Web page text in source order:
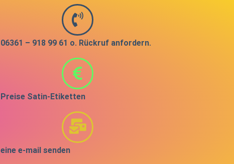
06361 – 918 99 61 o. Rückruf anfordern.
Preise Satin-Etiketten
eine e-mail senden